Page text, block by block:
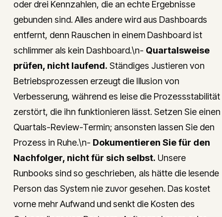
oder drei Kennzahlen, die an echte Ergebnisse
gebunden sind. Alles andere wird aus Dashboards
entfernt, denn Rauschen in einem Dashboard ist
schlimmer als kein Dashboard.\n- Quartalsweise
prüfen, nicht laufend. Ständiges Justieren von
Betriebsprozessen erzeugt die Illusion von
Verbesserung, während es leise die Prozessstabilität
zerstört, die ihn funktionieren lässt. Setzen Sie einen
Quartals-Review-Termin; ansonsten lassen Sie den
Prozess in Ruhe.\n- Dokumentieren Sie für den
Nachfolger, nicht für sich selbst. Unsere
Runbooks sind so geschrieben, als hätte die lesende
Person das System nie zuvor gesehen. Das kostet
vorne mehr Aufwand und senkt die Kosten des